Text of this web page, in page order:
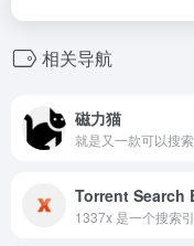
相关导航
磁力猫